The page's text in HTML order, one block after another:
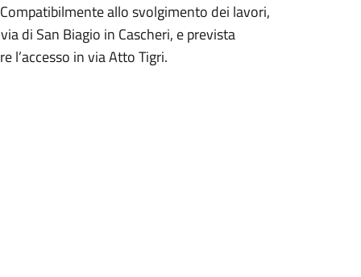
allo svolgimento dei lavori,
di San Biagio in Cascheri, e prevista
l’accesso in via Atto Tigri.